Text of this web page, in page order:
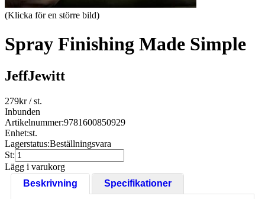
(Klicka för en större bild)
Spray Finishing Made Simple
JeffJewitt
279kr/ st.
Inbunden
Artikelnummer:9781600850929
Enhet:st.
Lagerstatus:Beställningsvara
St:
Lägg i varukorg
Beskrivning
Specifikationer